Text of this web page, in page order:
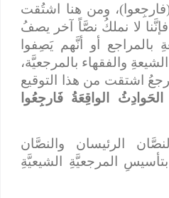
ومن هنا اشتُقت
فإنَّنا لا نملكُ نصَّاً آخر يصفُ
بالمراجع أو أنَّهم يَصِفوا
والفقهاء بالمرجعيَّة،
اشتقت من هذا التوقيع
الواقِعَةُ فَارجِعُوا
الرئيسان والنصَّان
المرجعيَّةِ الشيعيَّةِ